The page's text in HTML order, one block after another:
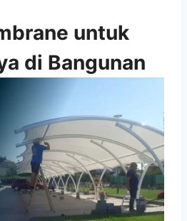
untuk
di Bangunan